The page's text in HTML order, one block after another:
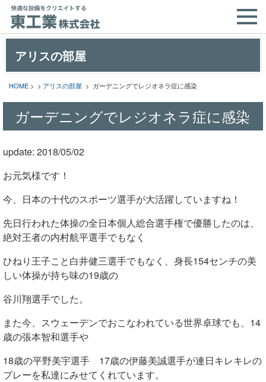
アリスの部屋
HOME > > アリスの部屋 > ガーデニングでレジオネラ症に感染
ガーデニングでレジオネラ症に感染
update: 2018/05/02
お元気様です！
今、日本の十代のスポーツ選手が大活躍していますね！
先日行われた体操の全日本個人総合選手権で優勝したのは、
絶対王者の内村航平選手でもなく
ひねり王子こと白井健三選手でもなく、身長154センチの美
しい体操が持ち味の19歳の
谷川翔選手でした。
また今、スウェーデンでおこなわれている世界卓球でも、14
歳の張本智和選手や
18歳の平野美宇選手 17歳の伊藤美誠選手が連日キレキレの
プレーを私達にみせてくれています。